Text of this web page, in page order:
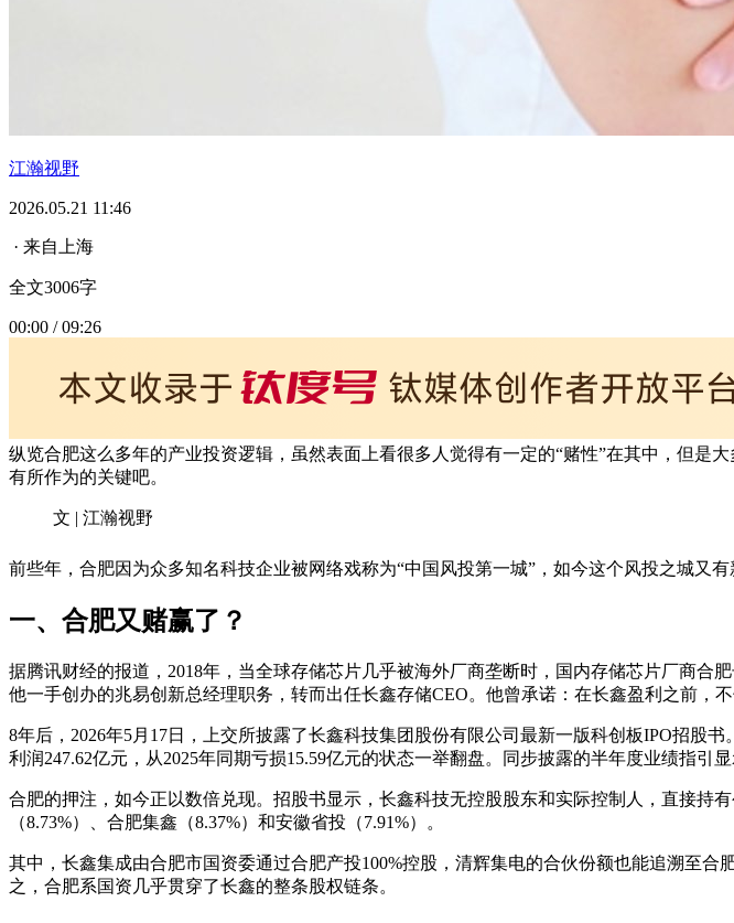
江瀚视野
2026.05.21 11:46
· 来自上海
全文3006字
00:00 / 09:26
纵览合肥这么多年的产业投资逻辑，虽然表面上看很多人觉得有一定的“赌性”在其中，但是
有所作为的关键吧。
文 | 江瀚视野
前些年，合肥因为众多知名科技企业被网络戏称为“中国风投第一城”，如今这个风投之城又
一、合肥又赌赢了？
据腾讯财经的报道，2018年，当全球存储芯片几乎被海外厂商垄断时，国内存储芯片厂商
他一手创办的兆易创新总经理职务，转而出任长鑫存储CEO。他曾承诺：在长鑫盈利之前，不
8年后，2026年5月17日，上交所披露了长鑫科技集团股份有限公司最新一版科创板IPO招股
利润247.62亿元，从2025年同期亏损15.59亿元的状态一举翻盘。同步披露的半年度业绩指引
合肥的押注，如今正以数倍兑现。招股书显示，长鑫科技无控股股东和实际控制人，直接持
（8.73%）、合肥集鑫（8.37%）和安徽省投（7.91%）。
其中，长鑫集成由合肥市国资委通过合肥产投100%控股，清辉集电的合伙份额也能追溯至
之，合肥系国资几乎贯穿了长鑫的整条股权链条。